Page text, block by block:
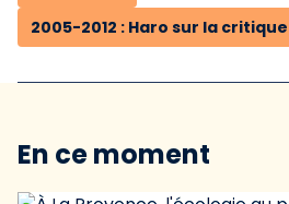
2005-2012 : Haro sur la
En ce moment